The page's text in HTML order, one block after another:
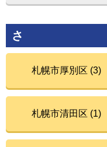
さ
札幌市厚別区 (3)
札幌市清田区 (1)